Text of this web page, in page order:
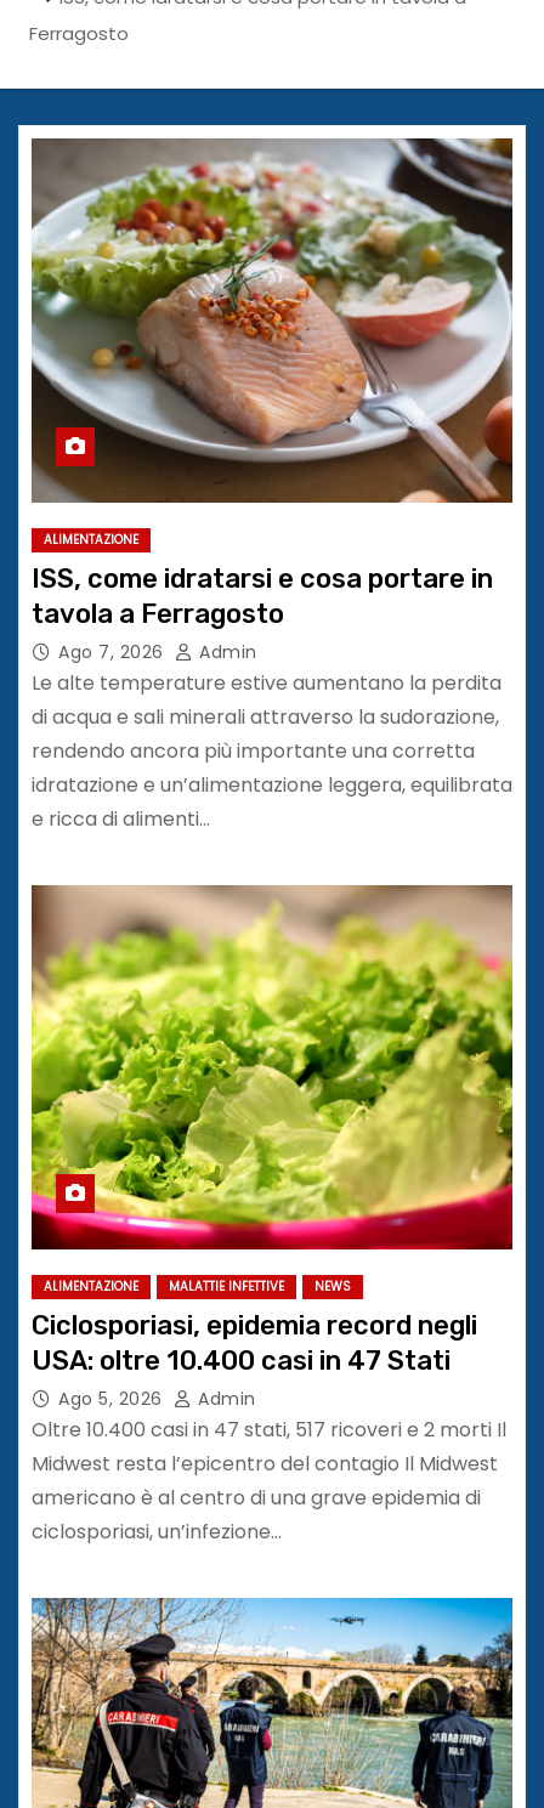
Ferragosto
ALIMENTAZIONE
ISS, come idratarsi e cosa portare in
tavola a Ferragosto
Ago 7, 2026 Admin
Le alte temperature estive aumentano la perdita
di acqua e sali minerali attraverso la sudorazione,
rendendo ancora più importante una corretta
idratazione e un’alimentazione leggera, equilibrata
e ricca di alimenti…
ALIMENTAZIONE MALATTIE INFETTIVE NEWS
Ciclosporiasi, epidemia record negli
USA: oltre 10.400 casi in 47 Stati
Ago 5, 2026 Admin
Oltre 10.400 casi in 47 stati, 517 ricoveri e 2 morti Il
Midwest resta l’epicentro del contagio Il Midwest
americano è al centro di una grave epidemia di
ciclosporiasi, un’infezione…